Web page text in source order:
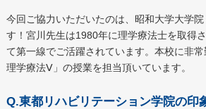
今回ご協力いただいたのは、昭和大学大学
す！宮川先生は1980年に理学療法士を取得
て第一線でご活躍されています。本校に非
理学療法Ⅴ」の授業を担当頂いています。
Q.東都リハビリテーション学院の印